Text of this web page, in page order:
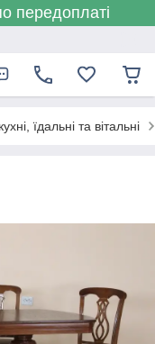
передоплаті
їдальні та вітальні